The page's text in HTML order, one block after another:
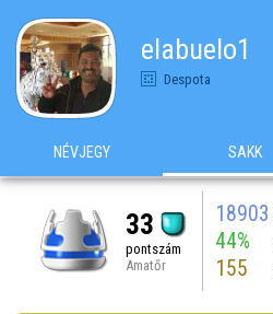
elabuelo1
Despota
NÉVJEGY SAKK
33
pontszám
Amatőr
18903
44%
155